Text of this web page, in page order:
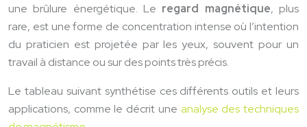
une brûlure énergétique. Le regard magnétique, plus
rare, est une forme de concentration intense où l’intention
du praticien est projetée par les yeux, souvent pour un
travail à distance ou sur des points très précis.
Le tableau suivant synthétise ces différents outils et leurs
applications, comme le décrit une analyse des techniques